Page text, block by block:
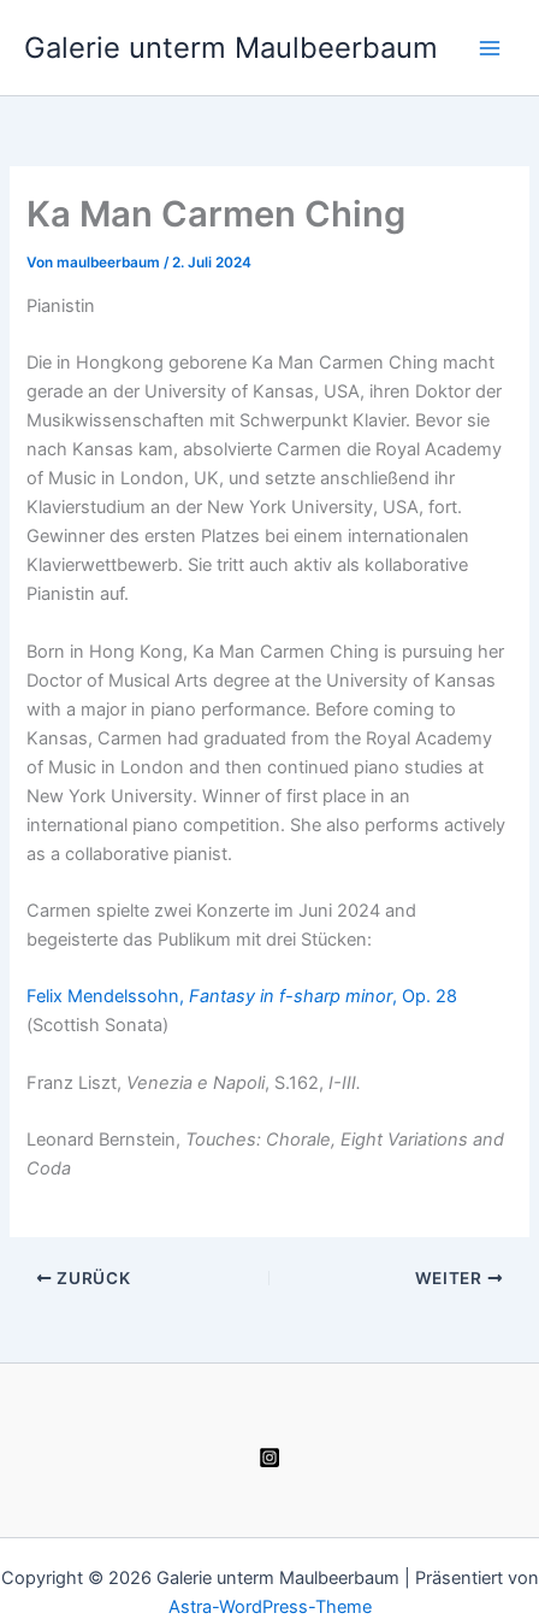
InhaltGalerie unterm Maulbeerbaum
Ka Man Carmen Ching
Vonmaulbeerbaum/2. Juli 2024
Pianistin
Die in Hongkong geborene Ka Man Carmen Ching macht
gerade an der University of Kansas, USA, ihren Doktor der
Musikwissenschaften mit Schwerpunkt Klavier. Bevor sie
nach Kansas kam, absolvierte Carmen die Royal Academy
of Music in London, UK, und setzte anschließend ihr
Klavierstudium an der New York University, USA, fort.
Gewinner des ersten Platzes bei einem internationalen
Klavierwettbewerb. Sie tritt auch aktiv als kollaborative
Pianistin auf.
Born in Hong Kong, Ka Man Carmen Ching is pursuing her
Doctor of Musical Arts degree at the University of Kansas
with a major in piano performance. Before coming to
Kansas, Carmen had graduated from the Royal Academy
of Music in London and then continued piano studies at
New York University. Winner of first place in an
international piano competition. She also performs actively
as a collaborative pianist.
Carmen spielte zwei Konzerte im Juni 2024 and
begeisterte das Publikum mit drei Stücken:
Felix Mendelssohn,Fantasy in f-sharp minor, Op. 28
(Scottish Sonata)
Franz Liszt, Venezia e Napoli, S.162, I-III.
Leonard Bernstein, Touches: Chorale, Eight Variations and
Coda
ZURÜCK WEITER
Copyright © 2026 Galerie unterm Maulbeerbaum | Präsentiert von
Astra-WordPress-Theme